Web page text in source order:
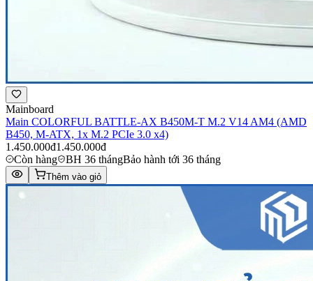
Mainboard
Main COLORFUL BATTLE-AX B450M-T M.2 V14 AM4 (AMD
B450, M-ATX, 1x M.2 PCIe 3.0 x4)
1.450.000đ1.450.000đ
Còn hàng
BH 36 thángBảo hành tới 36 tháng
Thêm vào giỏ